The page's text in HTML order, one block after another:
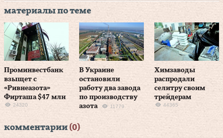
материалы по теме
Проминвестбанк
взыщет с
«Ривнеазота»
Фирташа $47 млн
24320
В Украине
остановили
работу два завода
по производству
азота
11779
Химзаводы
распродали
селитру своим
трейдерам
44365
комментарии (0)